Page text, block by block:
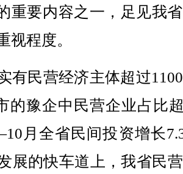
重要内容之一，足见我
视程度。
民营经济主体超过
的豫企中民营企业占比
月全省民间投资增长
展的快车道上，我省民